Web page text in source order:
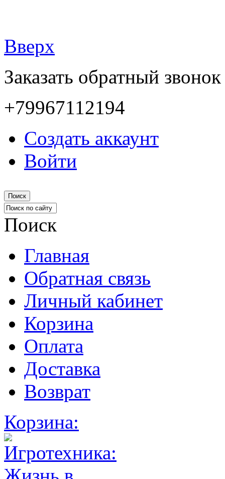
Вверх
Заказать обратный звонок
+79967112194
Создать аккаунт
Войти
Поиск
Поиск
Главная
Обратная связь
Личный кабинет
Корзина
Оплата
Доставка
Возврат
Корзина: